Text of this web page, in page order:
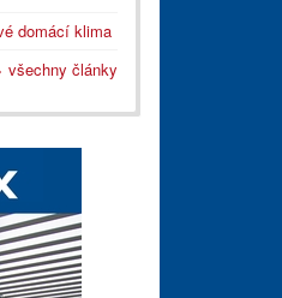
domácí klima
všechny články